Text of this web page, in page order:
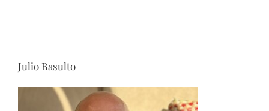
Julio Basulto